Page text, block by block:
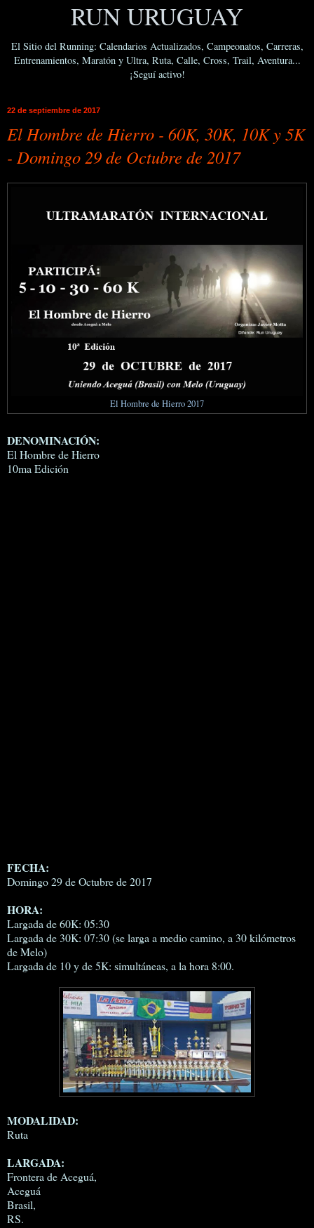
RUN URUGUAY
El Sitio del Running: Calendarios Actualizados, Campeonatos, Carreras,
Entrenamientos, Maratón y Ultra, Ruta, Calle, Cross, Trail, Aventura...
¡Seguí activo!
22 de septiembre de 2017
El Hombre de Hierro - 60K, 30K, 10K y 5K
- Domingo 29 de Octubre de 2017
El Hombre de Hierro 2017
DENOMINACIÓN:
El Hombre de Hierro
10ma Edición
FECHA:
Domingo 29 de Octubre de 2017
HORA:
Largada de 60K: 05:30
Largada de 30K: 07:30 (se larga a medio camino, a 30 kilómetros
de Melo)
Largada de 10 y de 5K: simultáneas, a la hora 8:00.
MODALIDAD:
Ruta
LARGADA:
Frontera de Aceguá,
Aceguá
Brasil,
RS.